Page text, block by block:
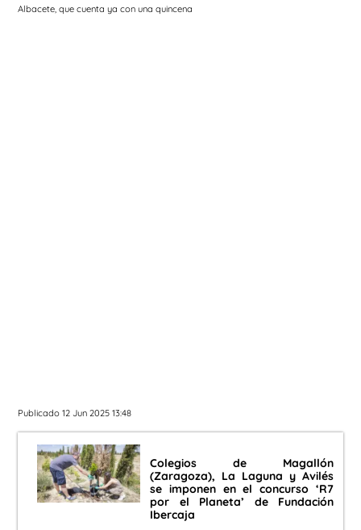
Albacete, que cuenta ya con una quincena
Publicado 12 Jun 2025 13:48
Colegios de Magallón
(Zaragoza), La Laguna y Avilés
se imponen en el concurso ‘R7
por el Planeta’ de Fundación
Ibercaja